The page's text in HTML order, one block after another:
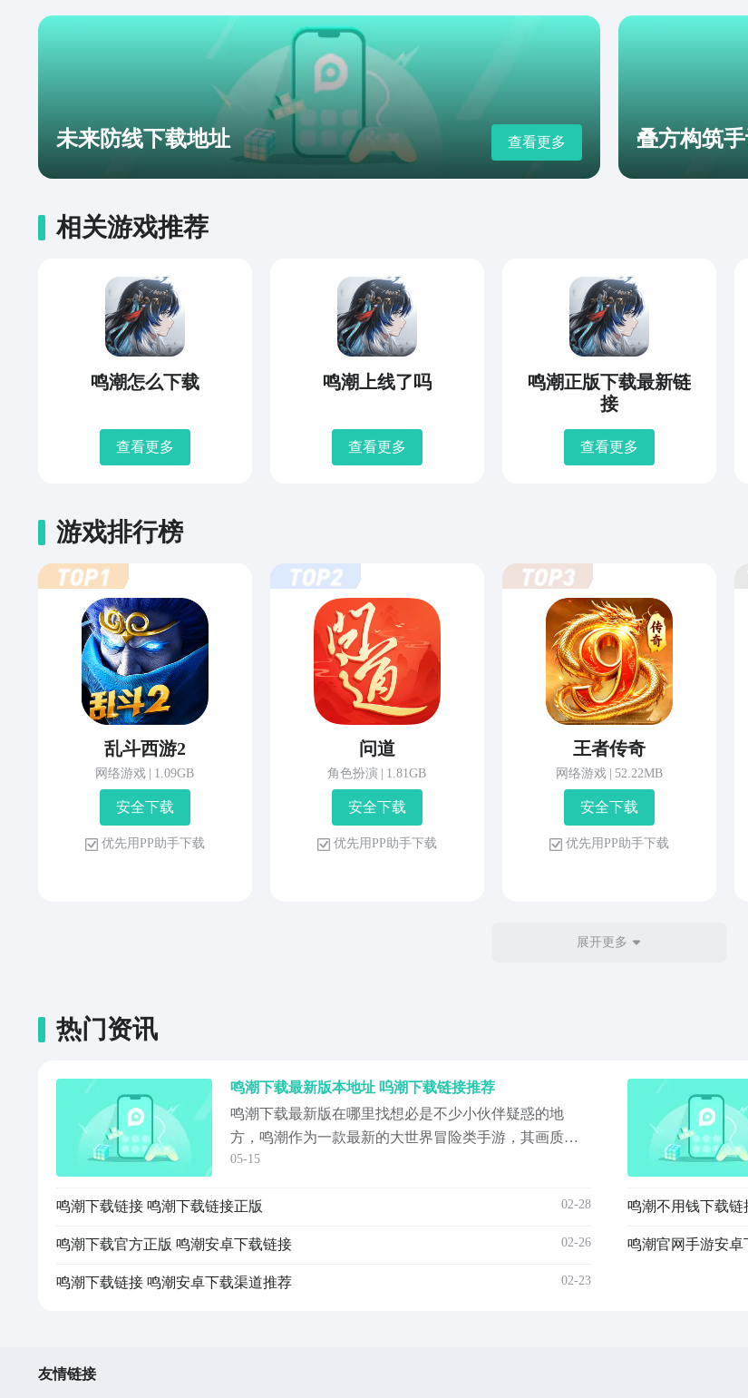
未来防线下载地址 查看更多 叠方构筑
相关游戏推荐
鸣潮怎么下载
查看更多
鸣潮上线了吗
查看更多
鸣潮正版下载最新链
接
查看更多
游戏排行榜
乱斗西游2
网络游戏 1.09GB
安 全 下 载
优 先 用 P P 助 手 下 载
问道
角色扮演 1.81GB
安 全 下 载
优 先 用 P P 助 手 下 载
王者传奇
网络游戏 52.22MB
安 全 下 载
优 先 用 P P 助 手 下 载
展开更多
热门资讯
鸣潮下载最新版本地址 呜潮下载链接推荐
鸣潮下载最新版在哪里找想必是不少小伙伴疑惑的地
方，鸣潮作为一款最新的大世界冒险类手游，其画质和
玩法都是业界中的标杆，不仅如此游戏的背景故事内容
版链接分享供大家参考，希望看完本期攻略对大家有所
#《《《《《《鸣潮》...
05-15
鸣潮下载链接 鸣潮下载链接正版 02-28
鸣潮下载官方正版 鸣潮安卓下载链接 02-26
鸣潮下载链接 鸣潮安卓下载渠道推荐 02-23
鸣潮不用钱下载
鸣潮官网手游安
友情链接